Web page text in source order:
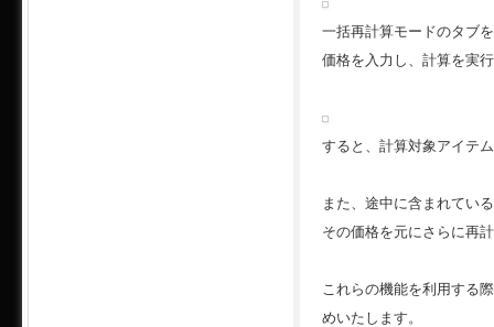
一括再計算モードのタブ
価格を入力し、計算を実
すると、計算対象アイテ
また、途中に含まれてい
その価格を元にさらに再
これらの機能を利用する
めいたします。